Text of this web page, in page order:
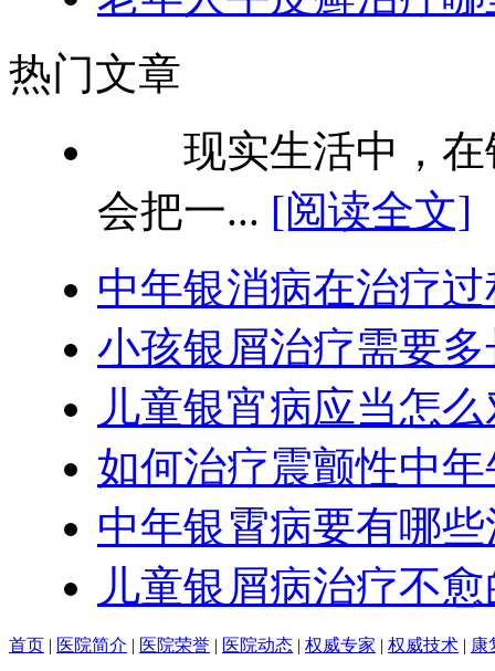
热门文章
现实生活中，在
会把一... [阅读全文]
中年银消病在治疗
小孩银屑治疗需要
儿童银宵病应当怎
如何治疗震颤性中
中年银霄病要有哪
儿童银屑病治疗不
首页 | 医院简介 | 医院荣誉 | 医院动态 | 权威专家 | 权威技术 | 康